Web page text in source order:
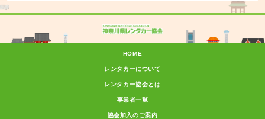
HOME
レンタカーについて
レンタカー協会とは
事業者一覧
協会加入のご案内